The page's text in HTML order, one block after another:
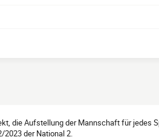
die Aufstellung der Mannschaft für jedes
2023 der National 2.